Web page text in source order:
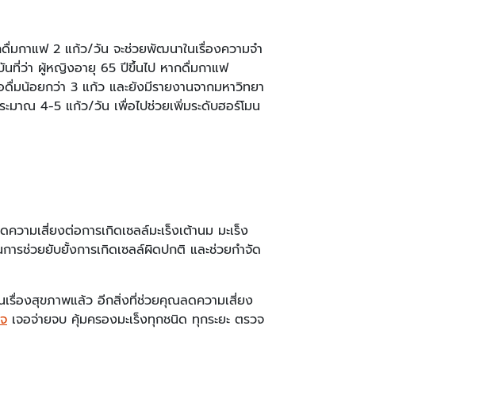
ดื่มกาแฟ 2 แก้ว/วัน จะช่วยพัฒนาในเรื่องความจำ
นที่ว่า ผู้หญิงอายุ 65 ปีขึ้นไป หากดื่มกาแฟ
มน้อยกว่า 3 แก้ว และยังมีรายงานจากมหาวิทยา
มาณ 4-5 แก้ว/วัน เพื่อไปช่วยเพิ่มระดับฮอร์โมน
มเสี่ยงต่อการเกิดเซลล์มะเร็งเต้านม มะเร็ง
ารช่วยยับยั้งการเกิดเซลล์ผิดปกติ และช่วยกำจัด
นเรื่องสุขภาพแล้ว อีกสิ่งที่ช่วยคุณลดความเสี่ยง
เจอจ่ายจบ คุ้มครองมะเร็งทุกชนิด ทุกระยะ ตรวจ